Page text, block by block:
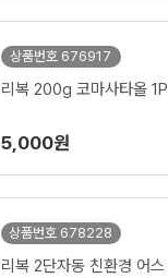
상품번호 676917
리복 200g 코마사타올 1P
5,000원
상품번호 678228
리복 2단자동 친환경 어스